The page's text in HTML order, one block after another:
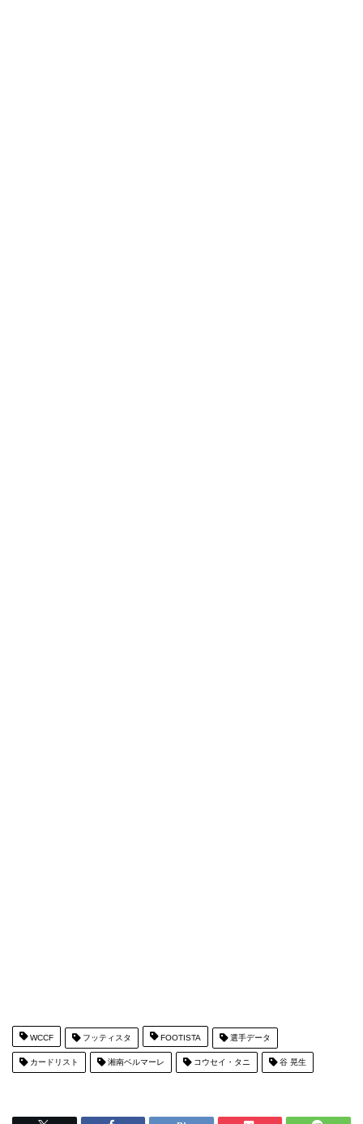
WCCF フッティスタ FOOTISTA 選手データ
カードリスト 湘南ベルマーレ コウセイ・タニ 谷 晃生